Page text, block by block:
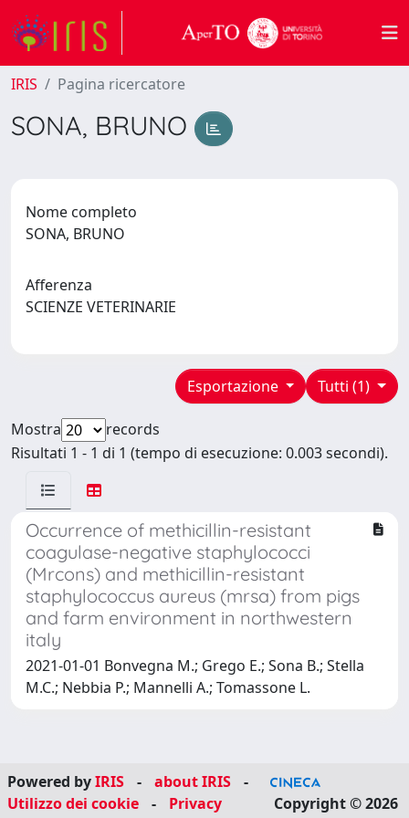
IRIS Pagina ricercatore
SONA, BRUNO
Nome completo
SONA, BRUNO
Afferenza
SCIENZE VETERINARIE
Tutti (1)
Esportazione
Mostra
records
Risultati 1 - 1 di 1 (tempo di esecuzione: 0.003 secondi).
Occurrence of methicillin-resistant
coagulase-negative staphylococci
(Mrcons) and methicillin-resistant
staphylococcus aureus (mrsa) from pigs
and farm environment in northwestern
italy
2021-01-01 Bonvegna M.; Grego E.; Sona B.; Stella
M.C.; Nebbia P.; Mannelli A.; Tomassone L.
Powered byIRIS - about IRIS
-
Utilizzo dei cookie
- Privacy Copyright © 2026